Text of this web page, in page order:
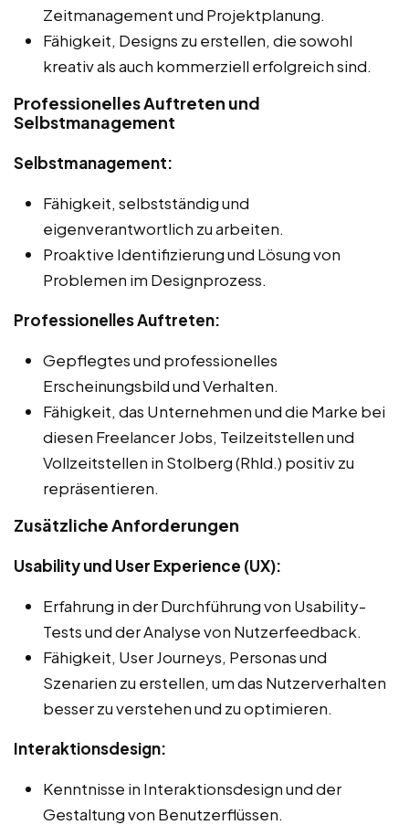
Zeitmanagement und Projektplanung.
Fähigkeit, Designs zu erstellen, die sowohl
kreativ als auch kommerziell erfolgreich sind.
Professionelles Auftreten und
Selbstmanagement
Selbstmanagement:
Fähigkeit, selbstständig und
eigenverantwortlich zu arbeiten.
Proaktive Identifizierung und Lösung von
Problemen im Designprozess.
Professionelles Auftreten:
Gepflegtes und professionelles
Erscheinungsbild und Verhalten.
Fähigkeit, das Unternehmen und die Marke bei
diesen Freelancer Jobs, Teilzeitstellen und
Vollzeitstellen in Stolberg (Rhld.) positiv zu
repräsentieren.
Zusätzliche Anforderungen
Usability und User Experience (UX):
Erfahrung in der Durchführung von Usability-
Tests und der Analyse von Nutzerfeedback.
Fähigkeit, User Journeys, Personas und
Szenarien zu erstellen, um das Nutzerverhalten
besser zu verstehen und zu optimieren.
Interaktionsdesign:
Kenntnisse in Interaktionsdesign und der
Gestaltung von Benutzerflüssen.